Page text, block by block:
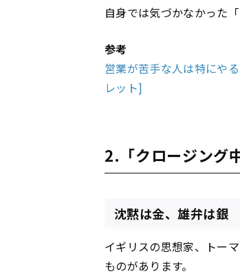
自身では気づかなかった
参考
営業が苦手な人は特にや
レット]
2.「クロージング
沈黙は金、雄弁は銀
イギリスの思想家、トー
ものがあります。